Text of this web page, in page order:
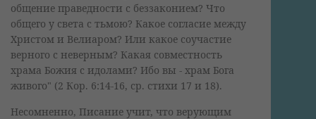
общение праведности с беззаконием? Что
общего у света с тьмою? Какое согласие между
Христом и Велиаром? Или какое соучастие
верного с неверным? Какая совместность
храма Божия с идолами? Ибо вы - храм Бога
живого" (2 Кор. 6:14-16, ср. стихи 17 и 18).
Несомненно, Писание учит, что верующим